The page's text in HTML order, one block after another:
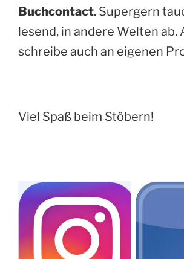
Buchcontact. Supergern
lesend, in andere Welten ab.
schreibe auch an eigenen
Viel Spaß beim Stöbern!